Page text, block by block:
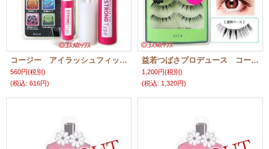
コージー アイラッシュフィックス ストロングタイプ 7ml（つけまつげ専用接着剤） KOJI
560円(税別)
(税込: 616円)
益若つばさプロデュース コージー ドーリーウインク アイラッシュ No.2 スイートガーリー（つけまつ毛） DollyWink KOJI
1,200円(税別)
(税込: 1,320円)